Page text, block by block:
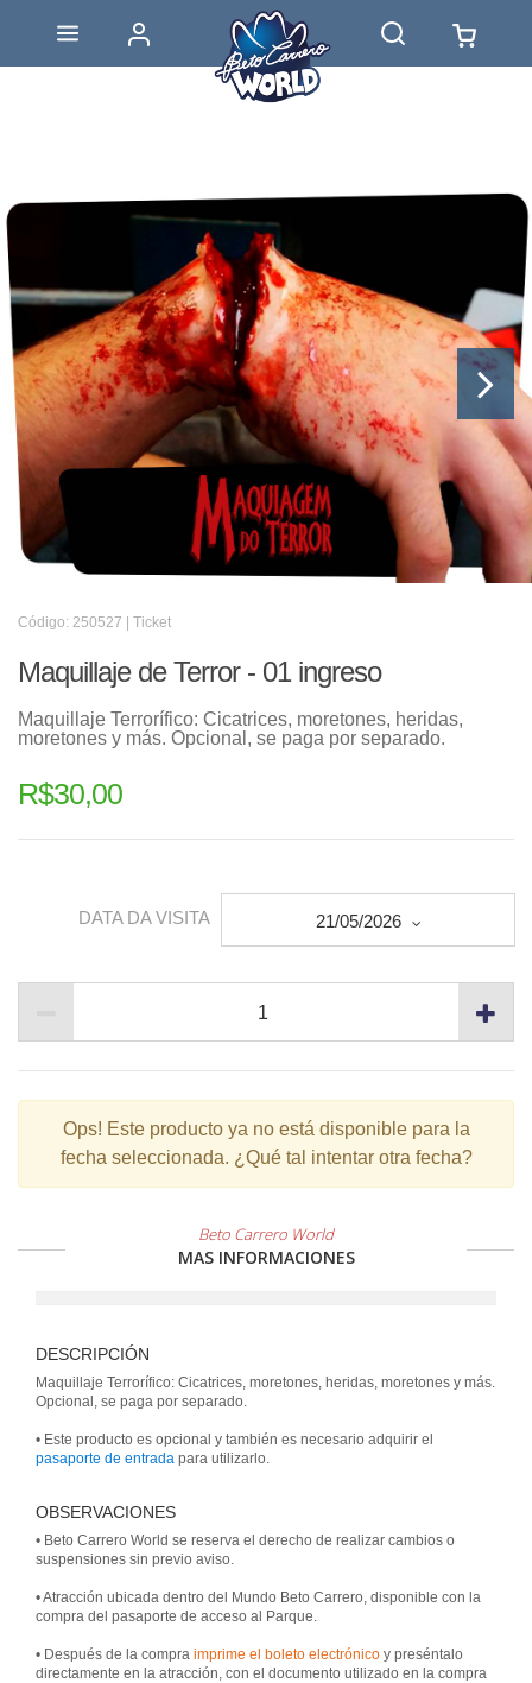
Código: 250527 | Ticket
Maquillaje de Terror - 01 ingreso
Maquillaje Terrorífico: Cicatrices, moretones, heridas,
moretones y más. Opcional, se paga por separado.
R$30,00
DATA DA VISITA 21/05/2026
Ops! Este producto ya no está disponible para la
fecha seleccionada. ¿Qué tal intentar otra fecha?
Beto Carrero World
MAS INFORMACIONES
DESCRIPCIÓN
Maquillaje Terrorífico: Cicatrices, moretones, heridas, moretones y más.
Opcional, se paga por separado.
• Este producto es opcional y también es necesario adquirir el
pasaporte de entrada para utilizarlo.
OBSERVACIONES
• Beto Carrero World se reserva el derecho de realizar cambios o
suspensiones sin previo aviso.
• Atracción ubicada dentro del Mundo Beto Carrero, disponible con la
compra del pasaporte de acceso al Parque.
• Después de la compra imprime el boleto electrónico y preséntalo
directamente en la atracción, con el documento utilizado en la compra